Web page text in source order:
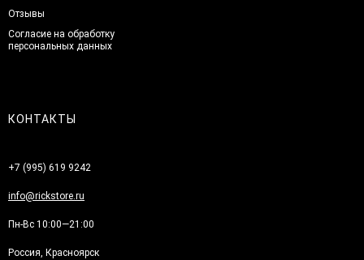
Отзывы
Согласие на обработку
персональных данных
КОНТАКТЫ
+7 (995) 619 9242
info@rickstore.ru
Пн-Вс 10:00—21:00
Россия, Красноярск